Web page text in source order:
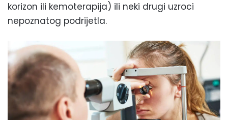
korizon ili kemoterapija) ili neki drugi uzroci
nepoznatog podrijetla.